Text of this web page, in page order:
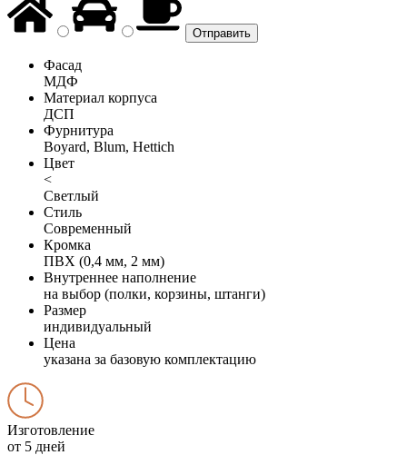
Фасад
МДФ
Материал корпуса
ДСП
Фурнитура
Boyard, Blum, Hettich
Цвет
<
Светлый
Стиль
Современный
Кромка
ПВХ (0,4 мм, 2 мм)
Внутреннее наполнение
на выбор (полки, корзины, штанги)
Размер
индивидуальный
Цена
указана за базовую комплектацию
Изготовление
от 5 дней